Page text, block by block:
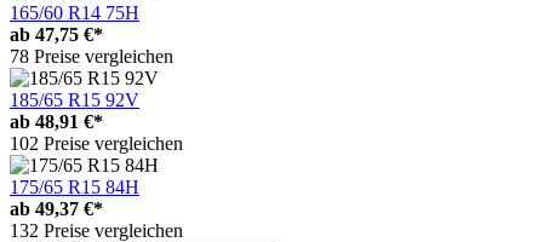
165/60 R14 75H
ab 47,75 €*
78 Preise vergleichen
185/65 R15 92V
ab 48,91 €*
102 Preise vergleichen
175/65 R15 84H
ab 49,37 €*
132 Preise vergleichen